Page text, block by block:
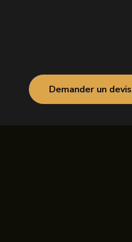
Demander un devis